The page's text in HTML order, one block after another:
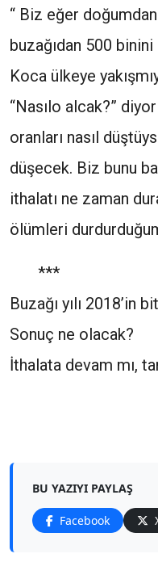
“ Biz eğer
buzağıdan 500
Koca ülkeye
“Nasılo alcak?”
oranları nasıl
düşecek. Biz bunu
ithalatı ne zaman
ölümleri
***
Buzağı yılı 2018’in
Sonuç ne olacak?
İthalata devam mı,
BU YAZIYI PAYLAŞ
Facebook